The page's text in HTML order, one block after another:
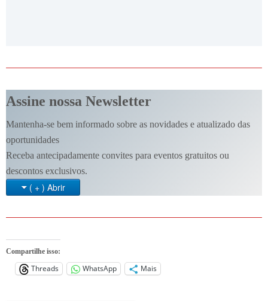
Assine nossa Newsletter
Mantenha-se bem informado sobre as novidades e atualizado das
oportunidades
Receba antecipadamente convites para eventos gratuitos ou
descontos exclusivos.
( + ) Abrir
Compartilhe isso:
Threads WhatsApp Mais